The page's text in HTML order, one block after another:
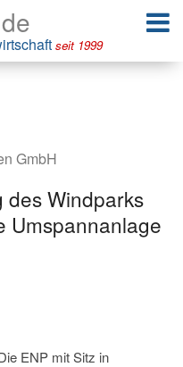
seit 1999
GmbH
des Windparks
Umspannanlage
ENP mit Sitz in